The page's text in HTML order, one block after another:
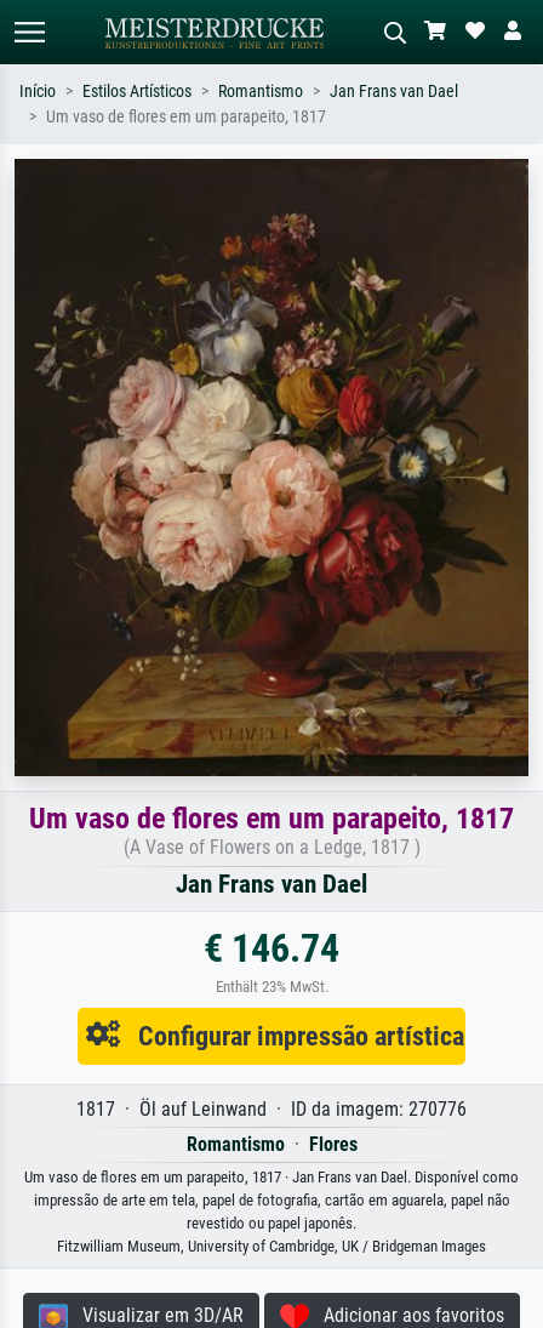
a óleo escura, nu em pé ao lado de
Início Estilos Artísticos Romantismo
Jan Frans van Dael
Um vaso de flores em um parapeito, 1817
Um vaso de flores em um parapeito, 1817
(A Vase of Flowers on a Ledge, 1817 )
Jan Frans van Dael
€ 146.74
Enthält 23% MwSt.
Configurar impressão artística
1817 · Öl auf Leinwand · ID da imagem: 270776
Romantismo· Flores
Um vaso de flores em um parapeito, 1817 · Jan Frans van Dael. Disponível como
impressão de arte em tela, papel de fotografia, cartão em aguarela, papel não
revestido ou papel japonês.
Fitzwilliam Museum, University of Cambridge, UK / Bridgeman Images
Visualizar em 3D/AR Adicionar aos favoritos